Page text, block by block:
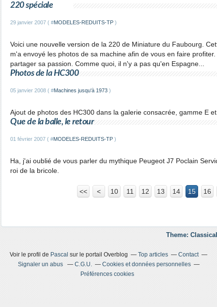
220 spéciale
29 janvier 2007 ( #MODELES-REDUITS-TP )
Voici une nouvelle version de la 220 de Miniature du Faubourg.
m'a envoyé les photos de sa machine afin de vous en faire
partager sa passion. Comme quoi, il n'y a pas qu'en Espagne...
Photos de la HC300
05 janvier 2008 ( #Machines jusqu'à 1973 )
Ajout de photos des HC300 dans la galerie consacrée, gamme E
Que de la balle, le retour
01 février 2007 ( #MODELES-REDUITS-TP )
Ha, j'ai oublié de vous parler du mythique Peugeot J7 Poclain
roi de la bricole.
<< < 10 11 12 13 14 15 16
Theme:
Voir le profil de Pascal sur le portail Overblog Top articles
Contact
Signaler un abus
C.G.U.
Cookies et données personnelles
Préférences cookies